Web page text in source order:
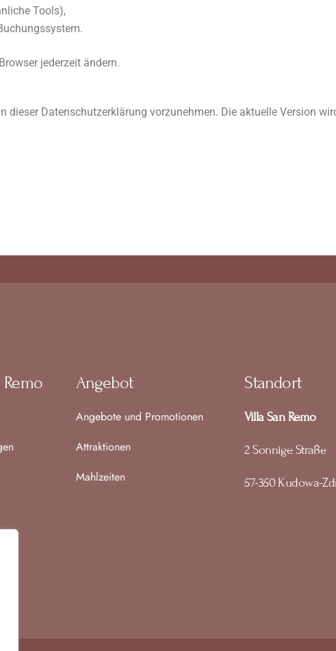
Tools),
jederzeit ändern.
dieser Datenschutzerklärung vorzunehmen. Die aktuelle Version
Angebot
Angebote und Promotionen
Attraktionen
Mahlzeiten
Standort
Villa San Remo
2 Sonnige Straße
57-350 Kudowa-